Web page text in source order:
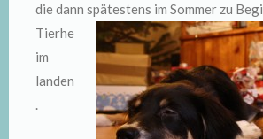
die dann spätestens im Sommer zu
Tierhe
im
landen
.